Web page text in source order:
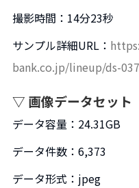
撮影時間：14分23秒
サンプル詳細URL：
bank.co.jp/lineup/ds-037
▽ 画像データセット
データ容量：24.31GB
データ件数：6,373
データ形式：jpeg